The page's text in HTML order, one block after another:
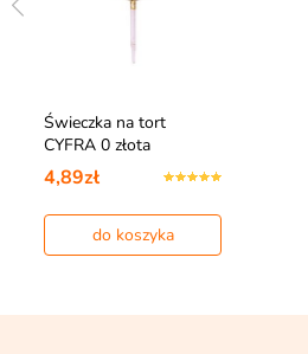
Świeczka na tort
CYFRA 0 złota
4,89zł
do koszyka